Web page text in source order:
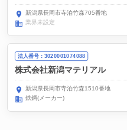
新潟県長岡市寺泊竹森705番地
業界未設定
法人番号：3020001074088
株式会社新潟マテリアル
新潟県長岡市寺泊竹森1510番地
鉄鋼(メーカー)